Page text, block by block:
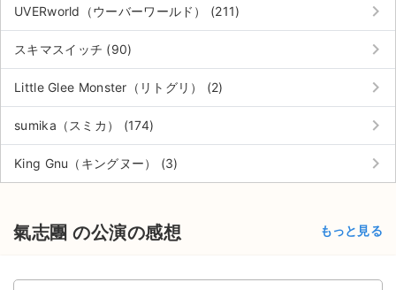
公演登録依頼
不正転売禁止法について
チケットジャムの取り組み
音楽情報
UVERworld（ウーバーワールド） (211) keyboard_arrow_right
スキマスイッチ (90) keyboard_arrow_right
Little Glee Monster（リトグリ） (2) keyboard_arrow_right
sumika（スミカ） (174) keyboard_arrow_right
King Gnu（キングヌー） (3) keyboard_arrow_right
氣志團 の公演の感想 もっと見る